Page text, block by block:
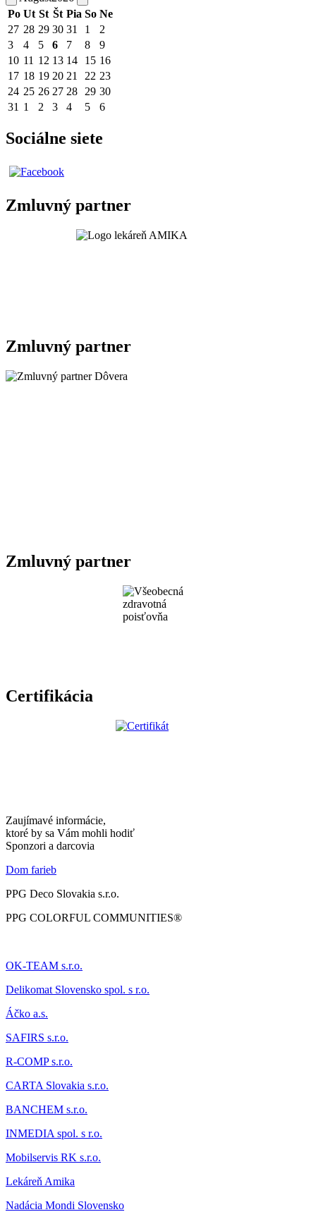
Po Ut St Št Pia So Ne
27 28 29 30 31 1
2
3
4 5 6 7 8
9
10 11 12 13 14 15 16
17 18 19 20 21 22 23
24 25 26 27 28 29 30
31 1 2 3 4 5 6
Sociálne siete
Zmluvný partner
Zmluvný partner
Zmluvný partner
Certifikácia
Zaujímavé informácie,
ktoré by sa Vám mohli hodiť
Sponzori a darcovia
Dom farieb
PPG Deco Slovakia s.r.o.
PPG COLORFUL COMMUNITIES®
OK-TEAM s.r.o.
Delikomat Slovensko spol. s r.o.
Áčko a.s.
SAFIRS s.r.o.
R-COMP s.r.o.
CARTA Slovakia s.r.o.
BANCHEM s.r.o.
INMEDIA spol. s r.o.
Mobilservis RK s.r.o.
Lekáreň Amika
Nadácia Mondi Slovensko